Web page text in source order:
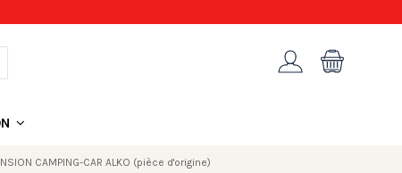
CAMPING-CAR ALKO (pièce d'origine)